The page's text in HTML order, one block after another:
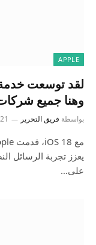
APPLE
وهنا جميع شركات
بواسطة فريق التحرير 21 ديسمبر، 2024
على…